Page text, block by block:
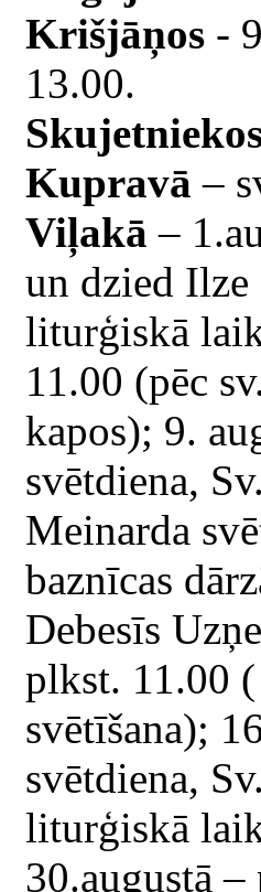
Krišjāņos -
13.00.
Kupravā –
Viļakā –
un dzied Ilze
liturģiskā
11.00 (pēc
kapos); 9.
svētdiena,
Meinarda
baznīcas
Debesīs
plkst. 11.00
svētīšana);
svētdiena,
liturģiskā
30.augustā